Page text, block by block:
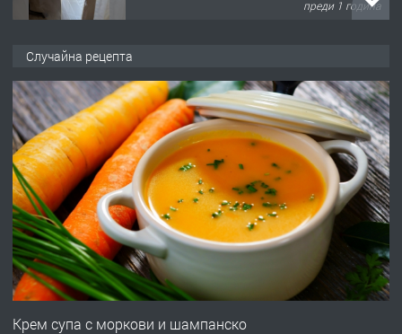
преди 1 година
преди 1 година
ПРЕДЛАГА
Първи поход "По стъпките на Ангел
Войвода"
преди 1 година
ПРЕДЛАГА
Монтажник на малки детайли за
Случайна рецепта
Крем супа с моркови и шампанско